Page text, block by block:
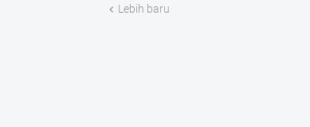
Lebih baru